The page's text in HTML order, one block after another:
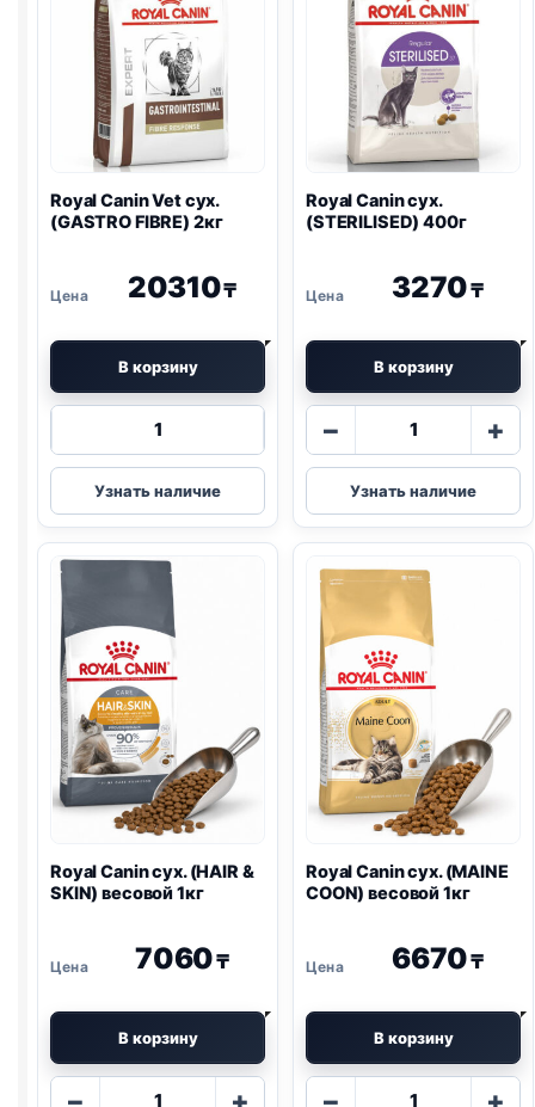
Royal Canin Vet сух.
(GASTROFIBRE) 2кг
20310₸
В корзину
Количество
Royal
Canin
Vet
сух.
GASTRO
FIBRE)
2кг
Узнать наличие
Royal Canin сух.
(STERILISED) 400г
3270₸
В корзину
−
Количество
Royal
Canin
сух.
400г
+
Узнать наличие
Royal Canin сух. (HAIR &
SKIN) весовой 1кг
7060₸
В корзину
Количество
Royal Canin сух. (MAINE
COON) весовой 1кг
6670₸
В корзину
Количество